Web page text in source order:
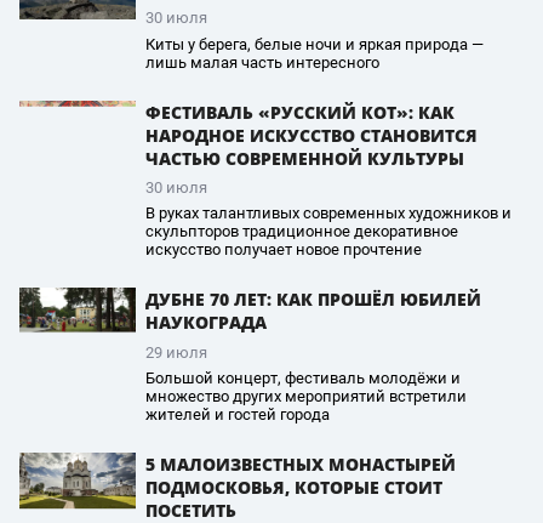
30 июля
Киты у берега, белые ночи и яркая природа —
лишь малая часть интересного
ФЕСТИВАЛЬ «РУССКИЙ КОТ»: КАК
НАРОДНОЕ ИСКУССТВО СТАНОВИТСЯ
ЧАСТЬЮ СОВРЕМЕННОЙ КУЛЬТУРЫ
30 июля
В руках талантливых современных художников и
скульпторов традиционное декоративное
искусство получает новое прочтение
ДУБНЕ 70 ЛЕТ: КАК ПРОШЁЛ ЮБИЛЕЙ
НАУКОГРАДА
29 июля
Большой концерт, фестиваль молодёжи и
множество других мероприятий встретили
жителей и гостей города
5 МАЛОИЗВЕСТНЫХ МОНАСТЫРЕЙ
ПОДМОСКОВЬЯ, КОТОРЫЕ СТОИТ
ПОСЕТИТЬ